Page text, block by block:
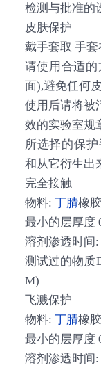
检测与批准的
皮肤保护
戴手套取 手套
请使用合适
面),避免任何
使用后请将被
效的实验室规
所选择的保
和从它衍生出
完全接触
物料: 丁腈橡胶
最小的层厚度
溶剂渗透时间:
测试过的物质
M)
飞溅保护
物料: 丁腈橡胶
最小的层厚度
溶剂渗透时间: